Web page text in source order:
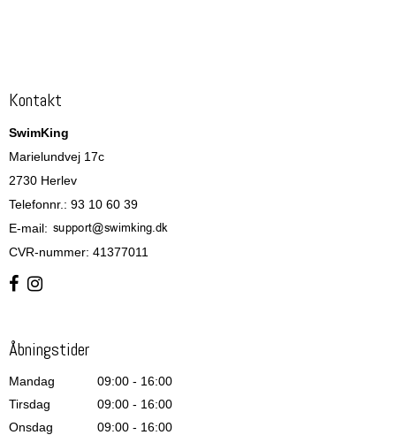
Kontakt
SwimKing
Marielundvej 17c
2730 Herlev
Telefonnr. : 93 10 60 39
E-mail:
CVR-nummer: 41377011
Åbningstider
Mandag
09:00 - 16:00
Tirsdag
09:00 - 16:00
Onsdag
09:00 - 16:00